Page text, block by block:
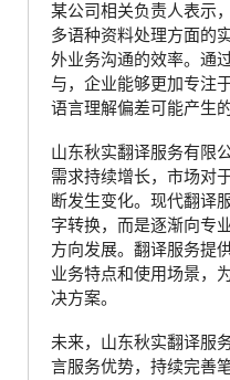
某公司相关负责人表示
多语种资料处理方面的
外业务沟通的效率。通
与，企业能够更加专注
语言理解偏差可能产生
山东秋实翻译服务有限
需求持续增长，市场对
断发生变化。现代翻译
字转换，而是逐渐向专
方向发展。翻译服务提
业务特点和使用场景，
决方案。
未来，山东秋实翻译服
言服务优势，持续完善